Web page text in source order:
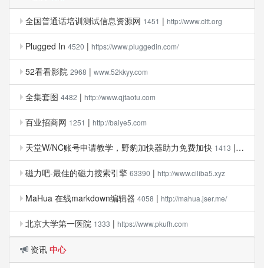
资讯 中心
全国普通话培训测试信息资源网 1451 | http://www.cltt.org
Plugged In 4520 | https://www.pluggedin.com/
52看看影院 2968 | www.52kkyy.com
全集套图 4482 | http://www.qjtaotu.com
百业招商网 1251 | http://baiye5.com
天堂W/NC账号申请教学，野豹加快器助力免费加快 1413 | https://
磁力吧-最佳的磁力搜索引擎 63390 | http://www.ciliba5.xyz
MaHua 在线markdown编辑器 4058 | http://mahua.jser.me/
北京大学第一医院 1333 | https://www.pkufh.com